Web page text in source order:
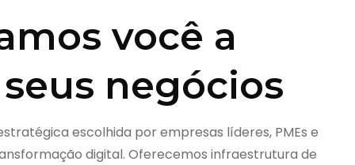
você a
negócios
escolhida por empresas líderes, PMEs e
digital. Oferecemos infraestrutura de